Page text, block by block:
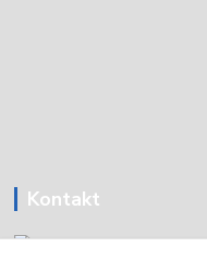
Kontakt